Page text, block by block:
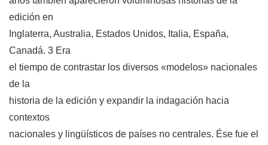
edición en
Inglaterra, Australia, Estados Unidos, Italia, España,
Canadá. 3 Era
el tiempo de contrastar los diversos «modelos» nacionales
de la
historia de la edición y expandir la indagación hacia
contextos
nacionales y lingüísticos de países no centrales. Ése fue el